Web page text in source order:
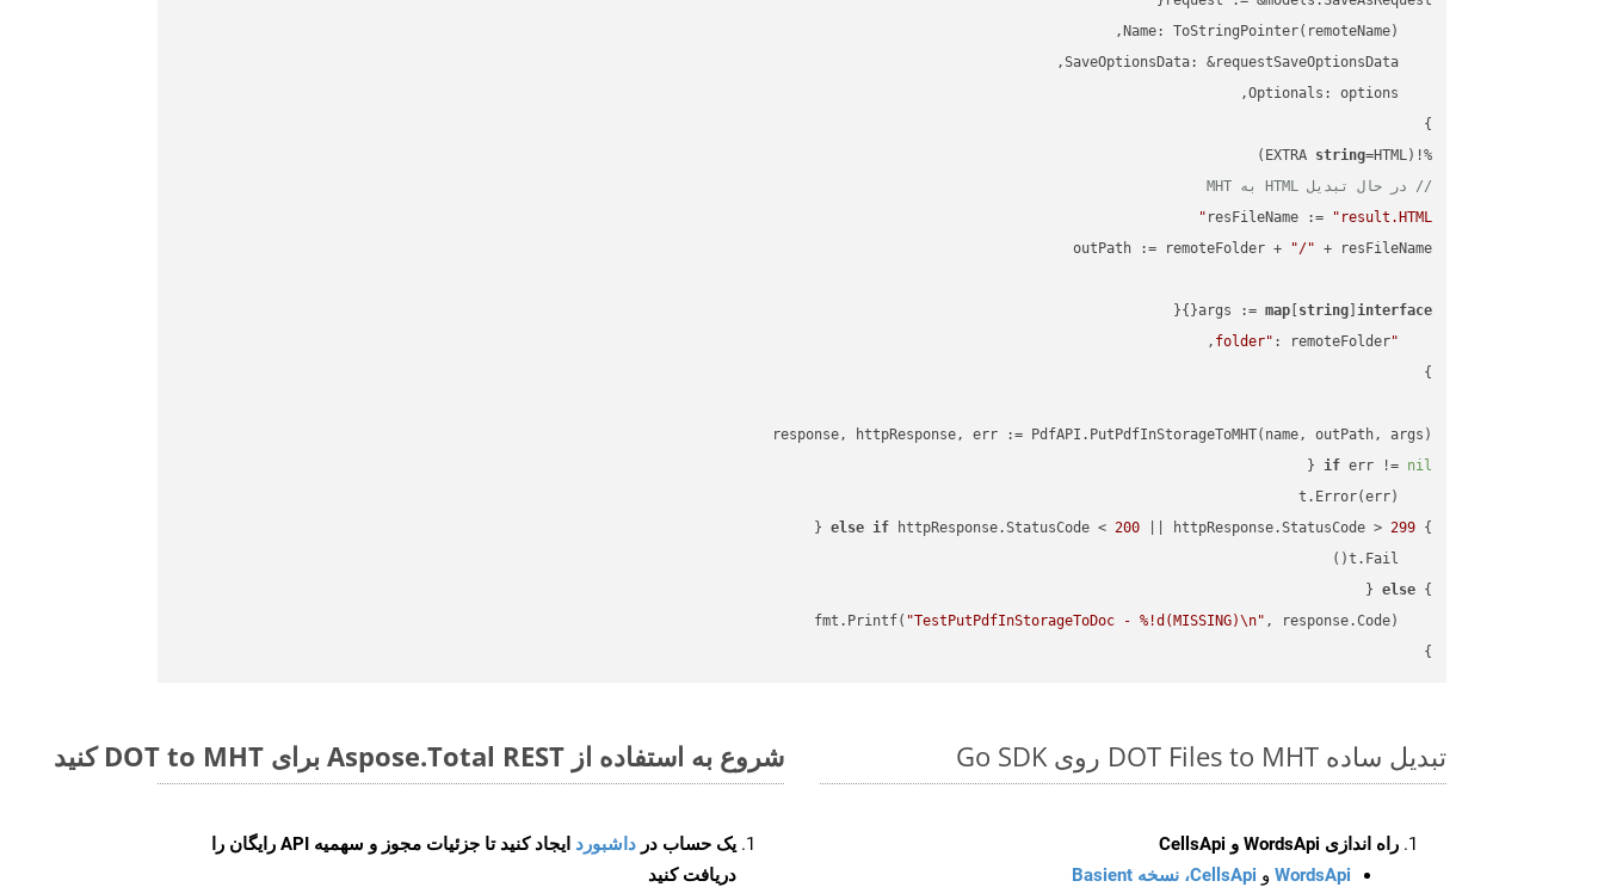
%!(EXTRA
string=HTML)
// در حال تبدیل HTML به MHT
resFileName :=
"result.HTML"
outPath := remoteFolder +
"/"
args := map[ string] interface
"folder"
response, httpResponse, err := PdfAPI.PutPdfInStorageToMHT(name, outPath, args)
if err != nil
}
else if httpResponse.StatusCode < 200 || httpResponse.StatusCode > 299
}
else
"TestPutPdfInStorageToDoc - %!d(MISSING)\n"
}
تبدیل ساده DOT Files to MHT روی Go SDK
راه اندازی WordsApi و CellsApi
WordsApi و CellsApi، نسخه Basient
شروع به استفاده از Aspose.Total REST برای DOT to MHT کنید
یک حساب در داشبورد
ایجاد کنید تا جزئیات مجوز و سهمیه API رایگان را
دریافت کنید